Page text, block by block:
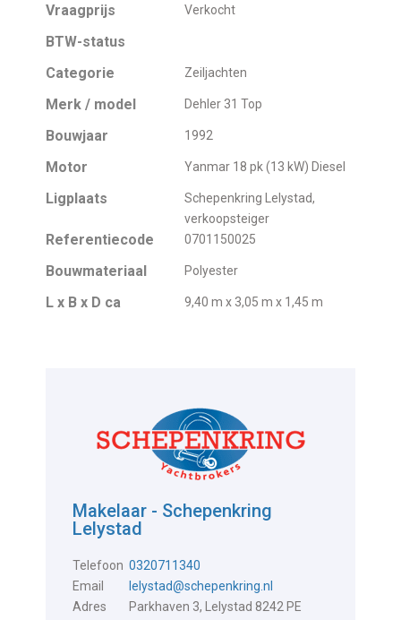
Vraagprijs Verkocht
BTW-status
Categorie
Zeiljachten
Merk / model Dehler 31 Top
Bouwjaar 1992
Motor Yanmar 18 pk (13 kW) Diesel
Ligplaats
Schepenkring Lelystad,
verkoopsteiger
Referentiecode 0701150025
Bouwmateriaal Polyester
L x B x D ca 9,40 m x 3,05 m x 1,45 m
Makelaar - Schepenkring
Lelystad
Telefoon 0320711340
Email
lelystad@schepenkring.nl
Adres
Parkhaven 3, Lelystad 8242 PE